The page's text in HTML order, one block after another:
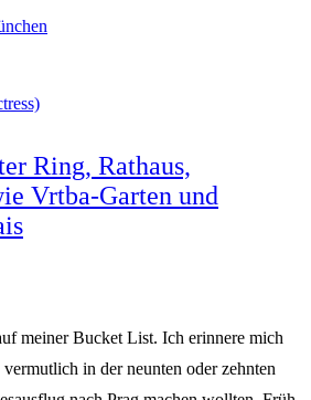
Ring, Rathaus,
Vrtba-Garten und
meiner Bucket List. Ich erinnere mich
in der neunten oder zehnten